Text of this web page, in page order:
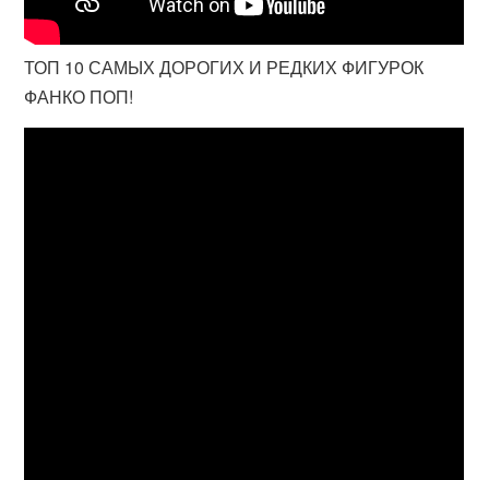
ТОП 10 САМЫХ ДОРОГИХ И РЕДКИХ ФИГУРОК
ФАНКО ПОП!